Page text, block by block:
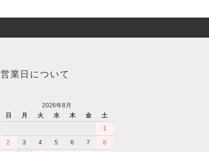
営業日について
2026年8月
日
月 火 水 木 金
土
1
2
3 4 5 6 7
8